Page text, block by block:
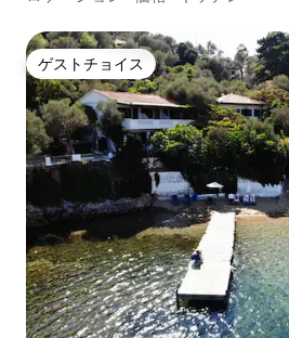
ゲストチョイス
ゲストチョイス